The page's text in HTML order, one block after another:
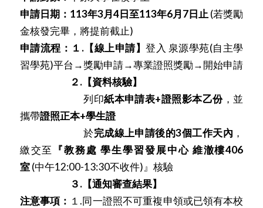
申請日期： 113年3月4日至113年6月7日止(若獎勵
金核發完畢，將提前截止)
申請流程：１.【線上申請】登入 泉源學苑(自主學
習學苑)平台→獎勵申請→專業證照獎勵→開始申請
２.【資料核驗】
列印紙本申請表+證照影本乙份，並
攜帶證照正本+學生證
於完成線上申請後的3個工作天內 ，
繳交至
『教務處 學生學習發展中心 維澈樓406
室(中午12:00-13:30不收件)』核驗
３.【通知審查結果】
注意事項： １.同一證照不可重複申領或已領有本校